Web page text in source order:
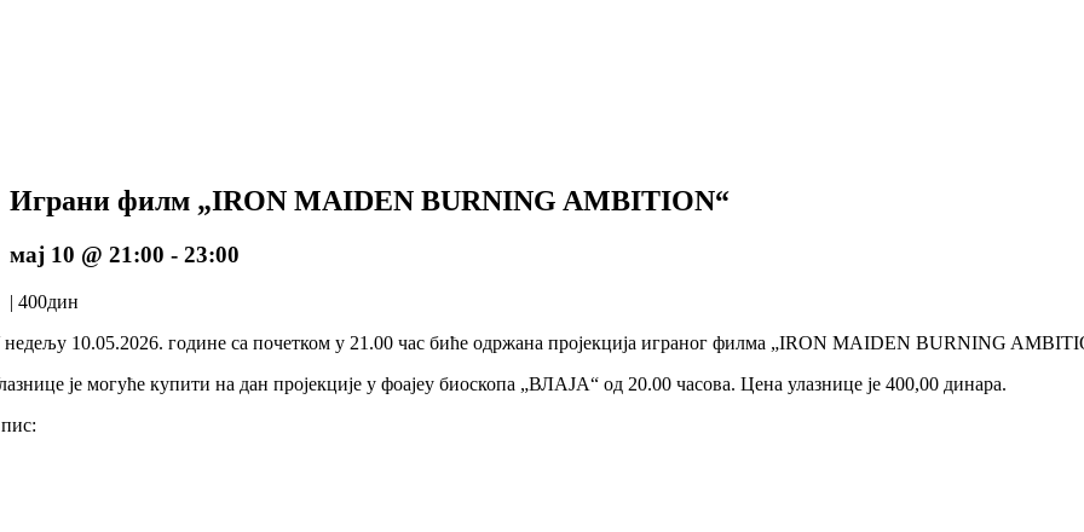
Играни филм „IRON MAIDEN BURNING AMBITION“
мај 10 @ 21:00 - 23:00
| 400дин
10.05.2026. године са почетком у 21.00 час биће одржана пројекција играног филма „IRON MAIDEN BURNING
је могуће купити на дан пројекције у фоајеу биоскопа „ВЛАЈА“ од 20.00 часова. Цена улазнице је 400,00 динара.